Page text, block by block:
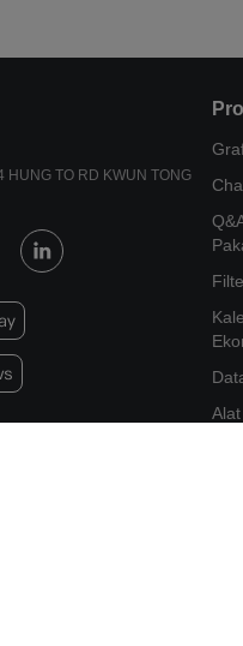
HUNG TO RD KWUN TONG
Alat